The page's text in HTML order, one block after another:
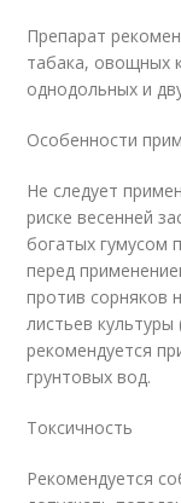
Препарат
табака, овощных
однодольных и
Особенности
Не следует
риске весенней
богатых гумусом
перед
против сорняков
листьев
рекомендуется
грунтовых вод.
Токсичность
Рекомендуется